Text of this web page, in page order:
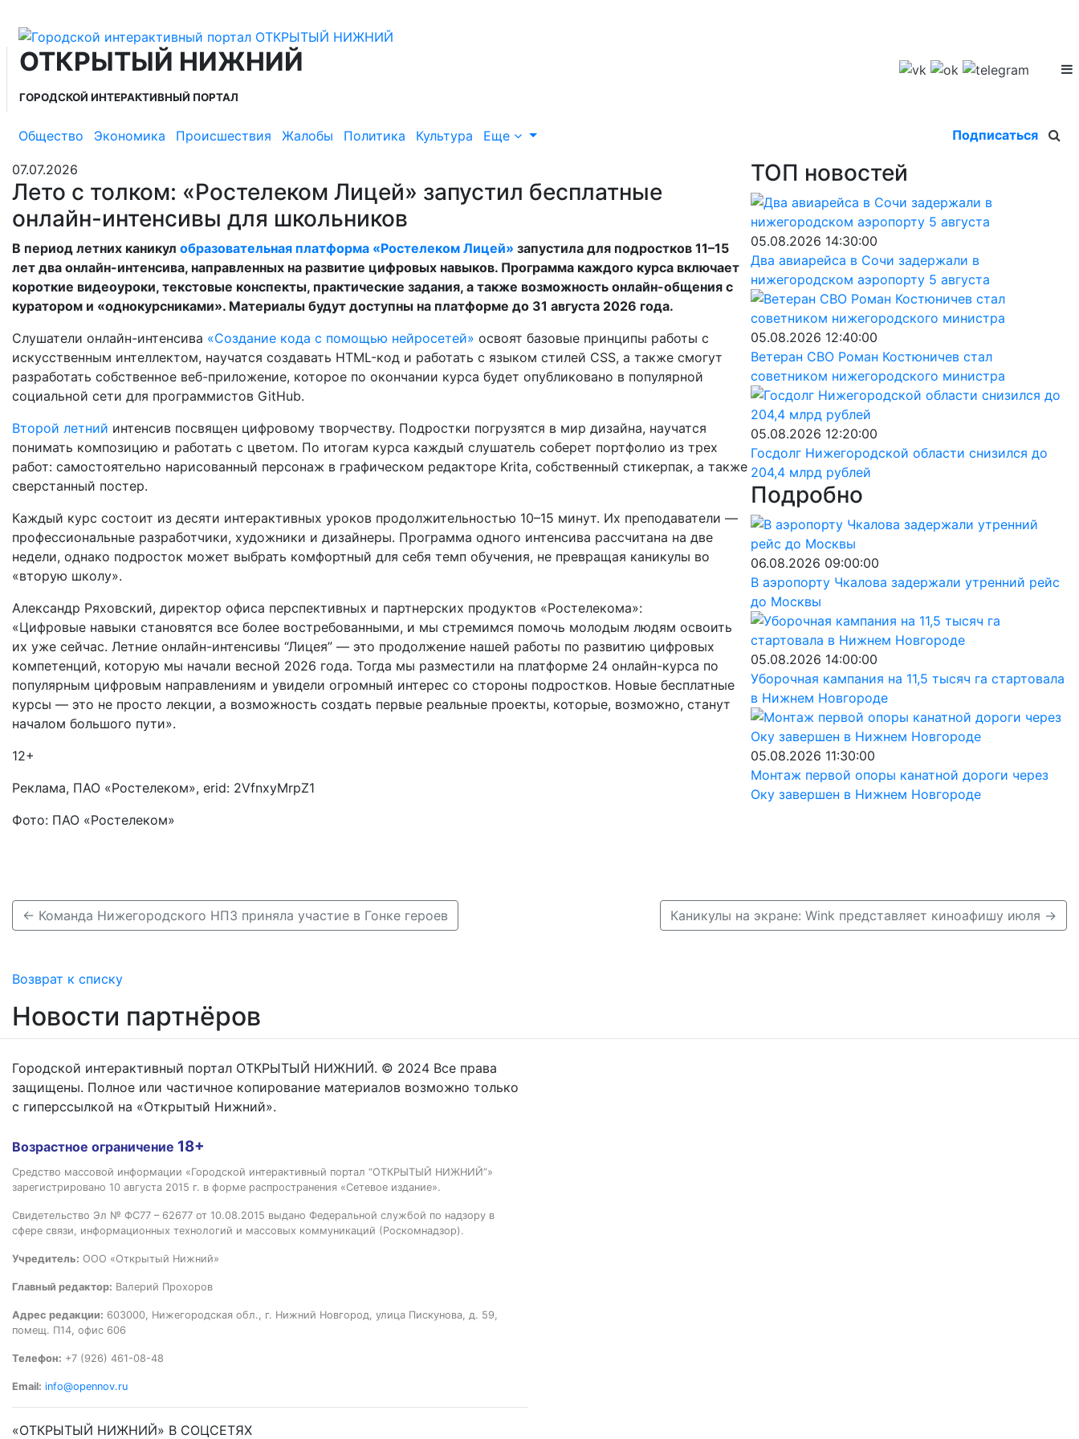
ОТКРЫТЫЙ НИЖНИЙ
ГОРОДСКОЙ ИНТЕРАКТИВНЫЙ ПОРТАЛ
Общество Экономика Происшествия Жалобы Политика Культура Еще Подписаться
07.07.2026
Лето с толком: «Ростелеком Лицей» запустил бесплатные
онлайн-интенсивы для школьников
В период летних каникул образовательная платформа «Ростелеком Лицей» запустила для подростков 11–15
лет два онлайн-интенсива, направленных на развитие цифровых навыков. Программа каждого курса включает
короткие видеоуроки, текстовые конспекты, практические задания, а также возможность онлайн-общения с
куратором и «однокурсниками». Материалы будут доступны на платформе до 31 августа 2026 года.
Слушатели онлайн-интенсива «Создание кода с помощью нейросетей» освоят базовые принципы работы с
искусственным интеллектом, научатся создавать HTML-код и работать с языком стилей CSS, а также смогут
разработать собственное веб-приложение, которое по окончании курса будет опубликовано в популярной
социальной сети для программистов GitHub.
Второй летний интенсив посвящен цифровому творчеству. Подростки погрузятся в мир дизайна, научатся
понимать композицию и работать с цветом. По итогам курса каждый слушатель соберет портфолио из трех
работ: самостоятельно нарисованный персонаж в графическом редакторе Krita, собственный стикерпак, а также
сверстанный постер.
Каждый курс состоит из десяти интерактивных уроков продолжительностью 10–15 минут. Их преподаватели —
профессиональные разработчики, художники и дизайнеры. Программа одного интенсива рассчитана на две
недели, однако подросток может выбрать комфортный для себя темп обучения, не превращая каникулы во
«вторую школу».
Александр Ряховский, директор офиса перспективных и партнерских продуктов «Ростелекома»:
«Цифровые навыки становятся все более востребованными, и мы стремимся помочь молодым людям освоить
их уже сейчас. Летние онлайн-интенсивы “Лицея” — это продолжение нашей работы по развитию цифровых
компетенций, которую мы начали весной 2026 года. Тогда мы разместили на платформе 24 онлайн-курса по
популярным цифровым направлениям и увидели огромный интерес со стороны подростков. Новые бесплатные
курсы — это не просто лекции, а возможность создать первые реальные проекты, которые, возможно, станут
началом большого пути».
12+
Реклама, ПАО «Ростелеком», erid: 2VfnxyMrpZ1
Фото: ПАО «Ростелеком»
ТОП новостей
05.08.2026 14:30:00
Два авиарейса в Сочи задержали в
нижегородском аэропорту 5 августа
05.08.2026 12:40:00
Ветеран СВО Роман Костюничев стал
советником нижегородского министра
05.08.2026 12:20:00
Госдолг Нижегородской области снизился до
204,4 млрд рублей
Подробно
06.08.2026 09:00:00
В аэропорту Чкалова задержали утренний рейс
до Москвы
05.08.2026 14:00:00
Уборочная кампания на 11,5 тысяч га стартовала
в Нижнем Новгороде
05.08.2026 11:30:00
Монтаж первой опоры канатной дороги через
Оку завершен в Нижнем Новгороде
← Команда Нижегородского НПЗ приняла участие в Гонке героев Каникулы на экране: Wink представляет киноафишу июля →
Возврат к списку
Новости партнёров
Городской интерактивный портал ОТКРЫТЫЙ НИЖНИЙ. © 2024 Все права
защищены. Полное или частичное копирование материалов возможно только
с гиперссылкой на «Открытый Нижний».
Возрастное ограничение 18+
Средство массовой информации «Городской интерактивный портал “ОТКРЫТЫЙ НИЖНИЙ”»
зарегистрировано 10 августа 2015 г. в форме распространения «Сетевое издание».
Свидетельство Эл № ФС77 – 62677 от 10.08.2015 выдано Федеральной службой по надзору в
сфере связи, информационных технологий и массовых коммуникаций (Роскомнадзор).
Учредитель: ООО «Открытый Нижний»
Главный редактор: Валерий Прохоров
Адрес редакции: 603000, Нижегородская обл., г. Нижний Новгород, улица Пискунова, д. 59,
помещ. П14, офис 606
Телефон: +7 (926) 461-08-48
Email: info@opennov.ru
«ОТКРЫТЫЙ НИЖНИЙ» В СОЦСЕТЯХ